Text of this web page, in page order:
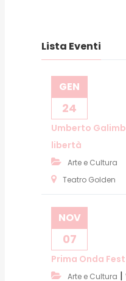
Lista Eventi
GEN
24
Umberto
libertà
Arte e Cultura
Teatro Golden
NOV
07
Prima Onda Fest
Arte e Cultura |